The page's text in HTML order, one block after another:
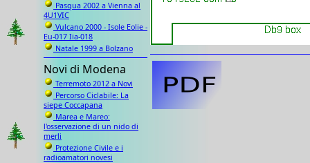
Pasqua 2002 a Vienna al
4U1VIC
Vulcano 2000 - Isole Eolie -
Eu-017 Iia-018
Natale 1999 a Bolzano
Novi di Modena
Terremoto 2012 a Novi
Percorso Ciclabile: La
siepe Coccapana
Marea e Mareo:
l'osservazione di un nido di
merli
Protezione Civile e i
radioamatori novesi